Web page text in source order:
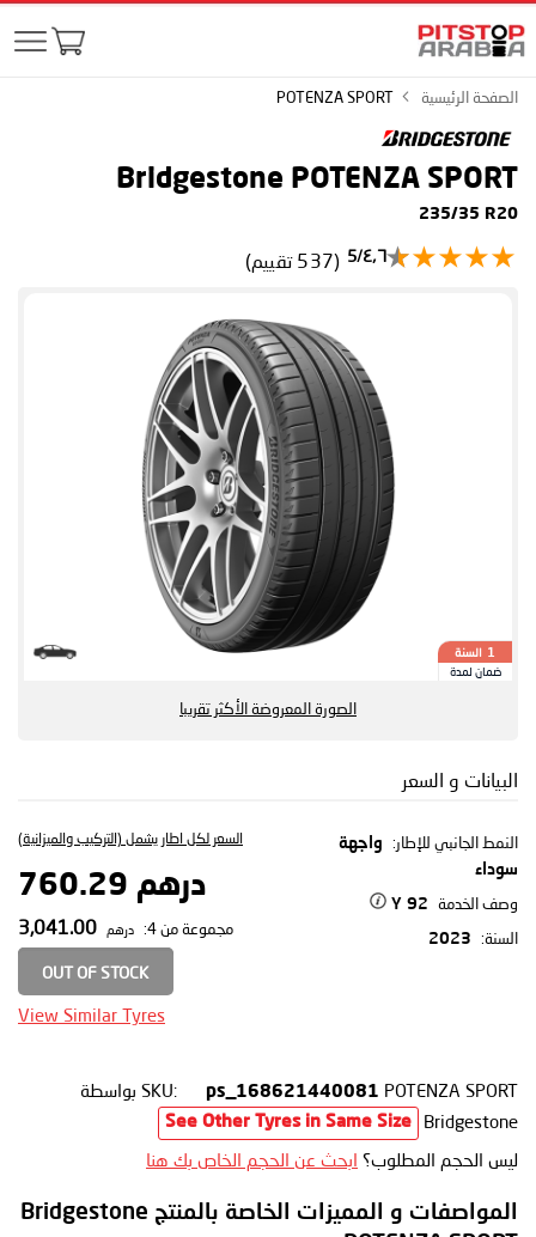
الصفحة الرئيسية POTENZA SPORT
Bridgestone POTENZA SPORT
235/35 R20
٤٫٦/5 (537 تقييم)
1 السنة
ضمان لمدة
الصورة المعروضة الأكثر تقريبا
البيانات و السعر
النمط الجانبي للإطار:
واجهة
سوداء
وصف الخدمة 92 Y
السنة: 2023
السعر لكل اطار يشمل (التركيب والميزانية)
درهم 760.29
مجموعة من 4: درهم
OUT OF STOCK
View Similar Tyres
SKU: ps_168621440081 POTENZA SPORT
بواسطة
Bridgestone
See Other Tyres in Same Size
ليس الحجم المطلوب؟ ابحث عن الحجم الخاص بك هنا
المواصفات و المميزات الخاصة بالمنتج Bridgestone